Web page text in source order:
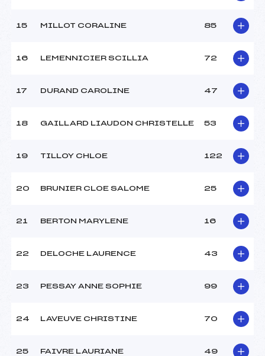
15 MILLOT CORALINE 85
16 LEMENNICIER SCILLIA 72
17 DURAND CAROLINE 47
18 GAILLARD LIAUDON CHRISTELLE 53
19 TILLOY CHLOE 122
20 BRUNIER CLOE SALOME 25
21 BERTON MARYLENE 16
22 DELOCHE LAURENCE 43
23 PESSAY ANNE SOPHIE 99
24 LAVEUVE CHRISTINE 70
25 FAIVRE LAURIANE 49